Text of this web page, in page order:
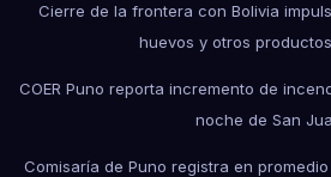
Cierre de la frontera con Bolivia
huevos y otros
COER Puno reporta incremento de
noche de San
Comisaría de Puno registra en